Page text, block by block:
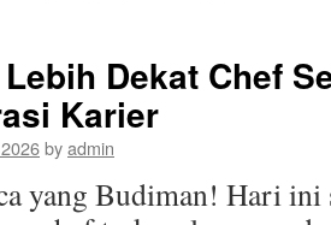
Dekat Chef
Karier
byadmin
yang Budiman! Hari ini